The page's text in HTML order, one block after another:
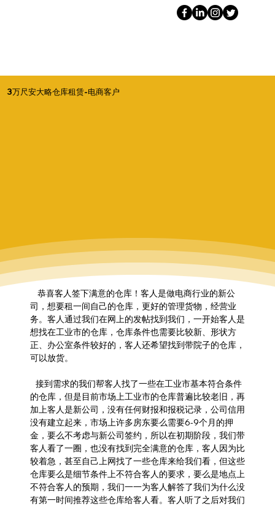
司，想要租一间自己的仓库，更好的管理货物，经营业
务。客人通过我们在网上的发帖找到我们，一开始客人是
想找在工业市的仓库，仓库条件也需要比较新、形状方
正、办公室条件较好的，客人还希望找到带院子的仓库，
可以放货。
接到需求的我们帮客人找了一些在工业市基本符合条件
的仓库，但是目前市场上工业市的仓库普遍比较老旧，再
加上客人是新公司，没有任何财报和报税记录，公司信用
没有建立起来，市场上许多房东要么需要6-9个月的押
金，要么不考虑与新公司签约，所以在初期阶段，我们带
客人看了一圈，也没有找到完全满意的仓库，客人因为比
较着急，甚至自己上网找了一些仓库来给我们看，但这些
仓库要么是细节条件上不符合客人的要求，要么是地点上
不符合客人的预期，我们一一为客人解答了我们为什么没
有第一时间推荐这些仓库给客人看。客人听了之后对我们
3万尺安大略仓库租赁-电商客户